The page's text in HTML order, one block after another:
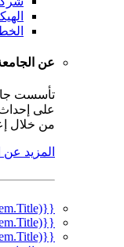
عن
على إحداث
من خلال
المزيد عن
{{mmc.getCurrentTranslation(item.Title)}}
{{mmc.getCurrentTranslation(item.Title)}}
{{mmc.getCurrentTranslation(item.Title)}}